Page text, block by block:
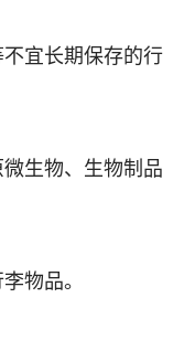
不宜长期保存的行
微生物、生物制品
物品。